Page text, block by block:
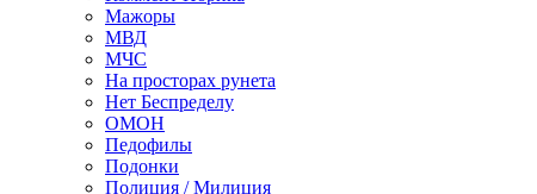
Мажоры
МВД
МЧС
На просторах рунета
Нет Беспределу
ОМОН
Педофилы
Подонки
Полиция / Милиция